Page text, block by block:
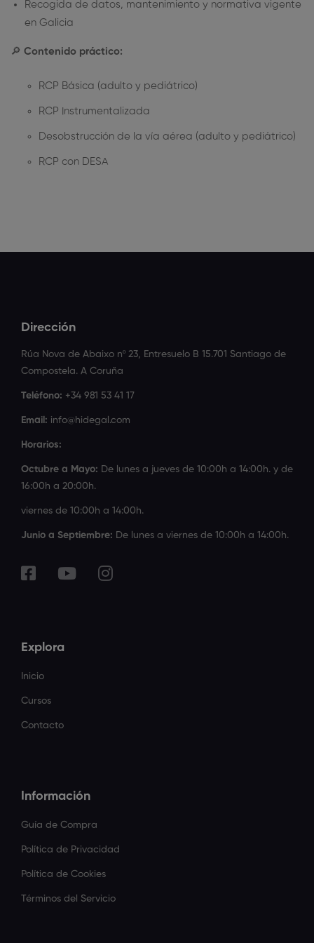
Recogida de datos, mantenimiento y normativa vigente
en Galicia
🔎 Contenido práctico:
RCP Básica (adulto y pediátrico)
RCP Instrumentalizada
Desobstrucción de la vía aérea (adulto y pediátrico)
RCP con DESA
Dirección
Rúa Nova de Abaixo nº 23, Entresuelo B 15.701 Santiago de
Compostela. A Coruña
Teléfono: +34 981 53 41 17
Email: info@hidegal.com
Horarios:
Octubre a Mayo: De lunes a jueves de 10:00h a 14:00h. y de
16:00h a 20:00h.
viernes de 10:00h a 14:00h.
Junio a Septiembre: De lunes a viernes de 10:00h a 14:00h.
Explora
Inicio
Cursos
Contacto
Información
Guía de Compra
Política de Privacidad
Política de Cookies
Términos del Servicio